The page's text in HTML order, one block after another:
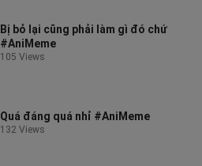
Bị bỏ lại cũng phải làm gì đó chứ
#AniMeme
105 Views
Quá đáng quá nhỉ #AniMeme
132 Views